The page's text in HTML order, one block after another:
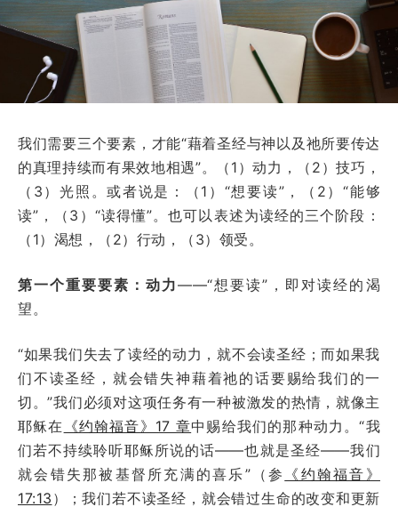
我们需要三个要素，才能“藉着圣经与神以及祂所要传达
的真理持续而有果效地相遇”。（1）动力，（2）技巧，
（3）光照。或者说是：（1）“想要读”，（2）“能够
读”，（3）“读得懂”。也可以表述为读经的三个阶段：
（1）渴想，（2）行动，（3）领受。
第一个重要要素：动力——“想要读”，即对读经的渴
望。
“如果我们失去了读经的动力，就不会读圣经；而如果我
们不读圣经，就会错失神藉着祂的话要赐给我们的一
切。”我们必须对这项任务有一种被激发的热情，就像主
耶稣在 《约翰福音》17 章中赐给我们的那种动力。“我
们若不持续聆听耶稣所说的话——也就是圣经——我们
就会错失那被基督所充满的喜乐”（参 《约翰福音》
17:13 ）；我们若不读圣经，就会错过生命的改变和更新